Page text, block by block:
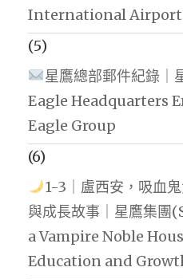
International Airport
(5)
星鷹總部郵件紀錄
Eagle Headquarters
Eagle Group
(6)
1-3｜盧西安，吸血
與成長故事｜星鷹集
a Vampire Noble
Education and